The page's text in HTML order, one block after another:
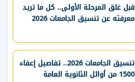
قبل غلق المرحلة الأولى.. كل ما تريد
معرفته عن تنسيق الجامعات 2026
تنسيق الجامعات 2026.. تفاصيل إعفاء
1500 من أوائل الثانوية العامة